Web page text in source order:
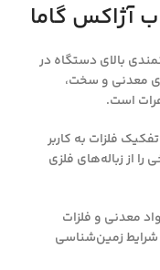
آژاکس گاما
بالای دستگاه در
معدنی و سخت،
است.
فلزات به کاربر
از زباله‌های فلزی
معدنی و فلزات
زمین‌شناسی